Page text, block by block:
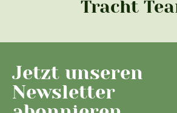
Tracht
Jetzt unseren
Newsletter